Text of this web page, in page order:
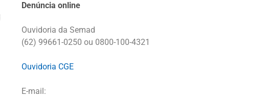
Denúncia online
Ouvidoria da Semad
(62) 99661-0250 ou 0800-100-4321
Ouvidoria CGE
E-mail: